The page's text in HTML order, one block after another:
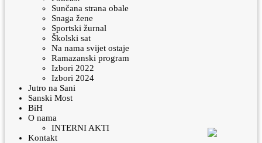
Sunčana strana obale
Snaga žene
Sportski žurnal
Školski sat
Na nama svijet ostaje
Ramazanski program
Izbori 2022
Izbori 2024
Jutro na Sani
Sanski Most
BiH
O nama
INTERNI AKTI
Kontakt